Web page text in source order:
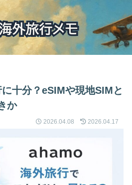
十分？eSIMや現地SIMと
か
2026.04.08 2026.04.17